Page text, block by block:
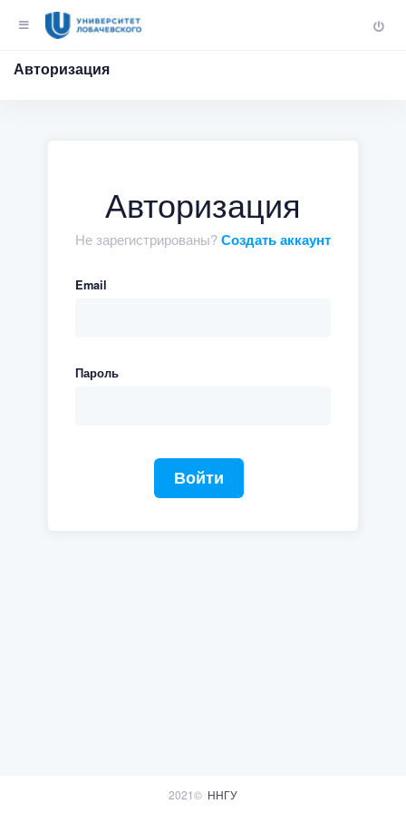
Авторизация
Авторизация
Не зарегистрированы?Создать аккаунт
Email
Пароль
Войти
2021© ННГУ